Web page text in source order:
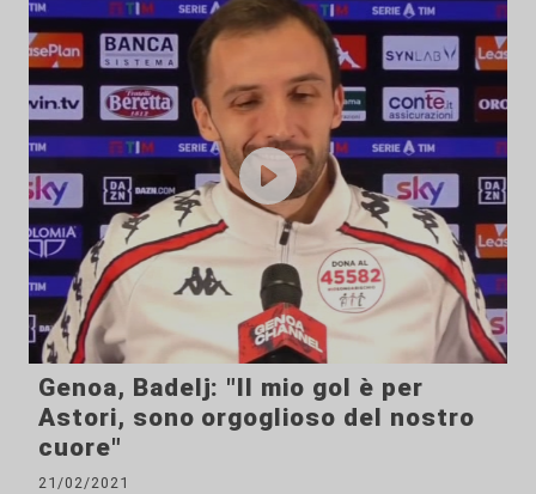
Genoa, Badelj: "Il mio gol è per
Astori, sono orgoglioso del nostro
cuore"
21/02/2021